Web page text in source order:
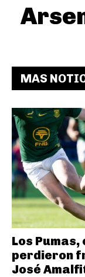
MAS
Los
perdieron
José